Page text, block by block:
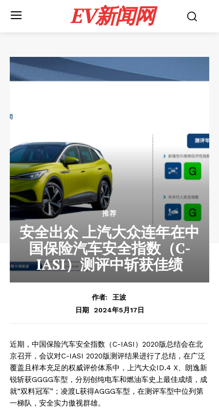
EV新闻网
推荐
安全出众 上汽大众连年在中
国保险汽车安全指数（C-
IASI）测评中斩获佳绩
作者:
王波
日期
2024年5月17日
近期，中国保险汽车安全指数（C-IASI）2020版总结会在北
京召开，会议对C-IASI 2020版测评结果进行了总结，在广泛
覆盖且样本充足的权威评价体系中，上汽大众ID.4 X、朗逸新
锐斩获GGGG车型，分别创纯电车和燃油车史上最佳成绩，成
就“双料冠军”；凌渡L获得AGGG车型，在测评车型中位列第
一梯队，安全实力傲视群雄。